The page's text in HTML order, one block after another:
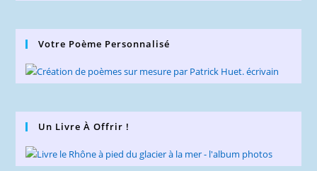
Votre Poème Personnalisé
Un Livre À Offrir !